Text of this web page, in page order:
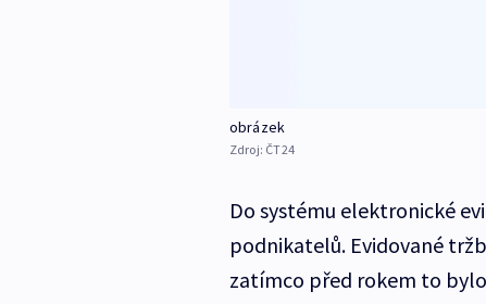
obrázek
Zdroj: ČT24
Do systému elektronické
podnikatelů. Evidované
zatímco před rokem to